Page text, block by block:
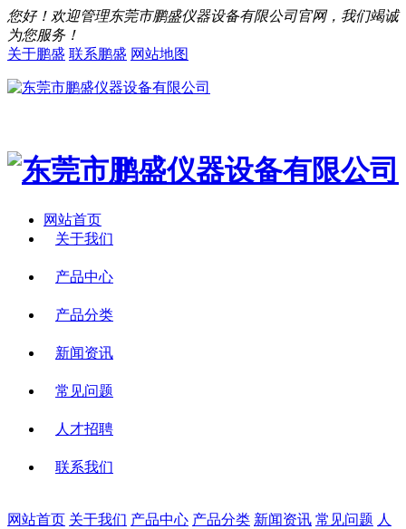
您好！欢迎管理东莞市鹏盛仪器设备有限公司官网，我们竭诚
为您服务！
关于鹏盛 联系鹏盛 网站地图
网站首页
关于我们
产品中心
产品分类
新闻资讯
常见问题
人才招聘
联系我们
网站首页 关于我们 产品中心 产品分类 新闻资讯 常见问题 人